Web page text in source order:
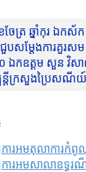
រ ឆ្នាំកុរ ឯកស័ក
តែងការគួរសម
ឯកឧត្តម សួន វិស
មន្រ្តីក្រសួងប្រៃ
ារអមតុលាការកំពូ
ារអមសាលាឧទ្ធរ